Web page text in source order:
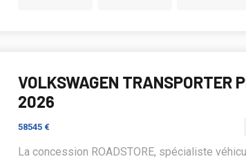
VOLKSWAGEN TRANSPORTER
2026
58545 €
La concession ROADSTORE, spécialiste